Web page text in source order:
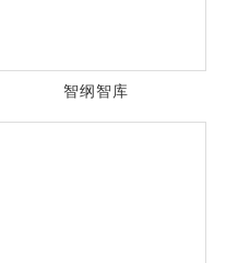
智纲智库